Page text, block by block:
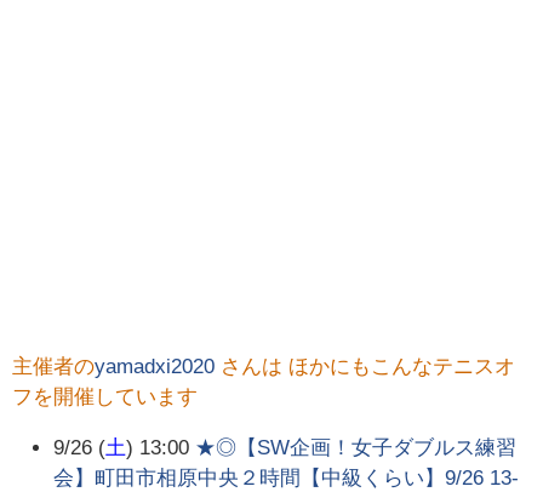
主催者のyamadxi2020 さんは ほかにもこんなテニスオ
フを開催しています
9/26 (土) 13:00 ★◎【SW企画！女子ダブルス練習
会】町田市相原中央２時間【中級くらい】9/26 13-